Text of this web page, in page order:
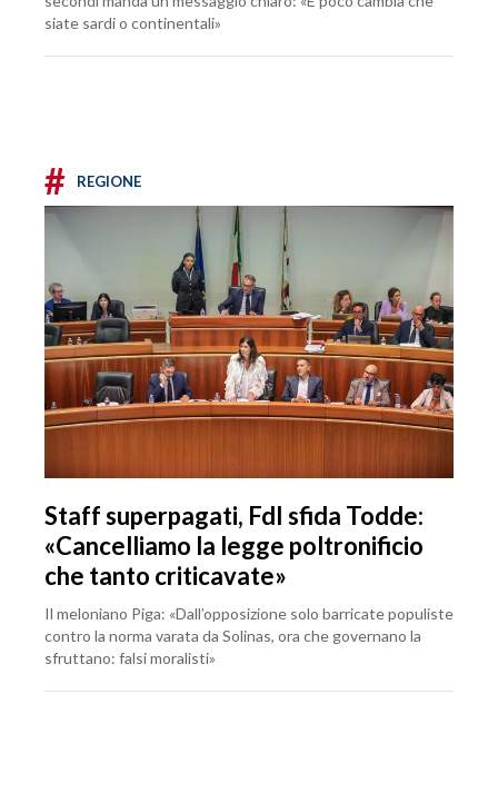
siate sardi o continentali»
# REGIONE
Staff superpagati, FdI sfida Todde:
«Cancelliamo la legge poltronificio
che tanto criticavate»
Il meloniano Piga: «Dall’opposizione solo barricate populiste
contro la norma varata da Solinas, ora che governano la
sfruttano: falsi moralisti»